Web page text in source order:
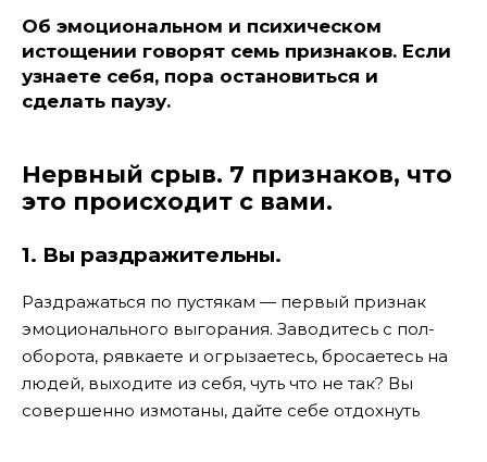
Об эмоциональном и психическом
истощении говорят семь признаков. Если
узнаете себя, пора остановиться и
сделать паузу.
Нервный срыв. 7 признаков, что
это происходит с вами.
1. Вы раздражительны.
Раздражаться по пустякам — первый признак
эмоционального выгорания. Заводитесь с пол-
оборота, рявкаете и огрызаетесь, бросаетесь на
людей, выходите из себя, чуть что не так? Вы
совершенно измотаны, дайте себе отдохнуть